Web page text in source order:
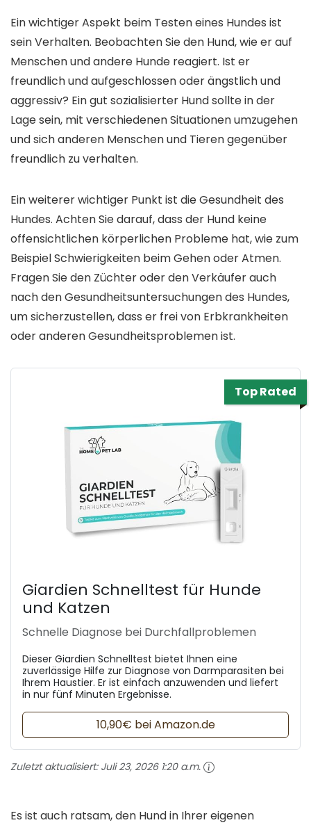
Ein wichtiger Aspekt beim Testen eines Hundes ist
sein Verhalten. Beobachten Sie den Hund, wie er auf
Menschen und andere Hunde reagiert. Ist er
freundlich und aufgeschlossen oder ängstlich und
aggressiv? Ein gut sozialisierter Hund sollte in der
Lage sein, mit verschiedenen Situationen umzugehen
und sich anderen Menschen und Tieren gegenüber
freundlich zu verhalten.
Ein weiterer wichtiger Punkt ist die Gesundheit des
Hundes. Achten Sie darauf, dass der Hund keine
offensichtlichen körperlichen Probleme hat, wie zum
Beispiel Schwierigkeiten beim Gehen oder Atmen.
Fragen Sie den Züchter oder den Verkäufer auch
nach den Gesundheitsuntersuchungen des Hundes,
um sicherzustellen, dass er frei von Erbkrankheiten
oder anderen Gesundheitsproblemen ist.
Top Rated
Giardien Schnelltest für Hunde
und Katzen
Schnelle Diagnose bei Durchfallproblemen
Dieser Giardien Schnelltest bietet Ihnen eine
zuverlässige Hilfe zur Diagnose von Darmparasiten bei
Ihrem Haustier. Er ist einfach anzuwenden und liefert
in nur fünf Minuten Ergebnisse.
10,90€ bei Amazon.de
Zuletzt aktualisiert: Juli 23, 2026 1:20 a.m.
Es ist auch ratsam, den Hund in Ihrer eigenen